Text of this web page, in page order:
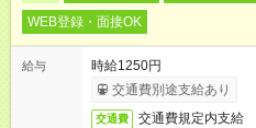
WEB登録・面接OK
給与
時給1250円
交通費別途支給あり
交通費 交通費規定内支給